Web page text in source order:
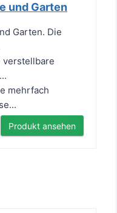
und Garten
Garten. Die
verstellbare
mehrfach
Produkt ansehen